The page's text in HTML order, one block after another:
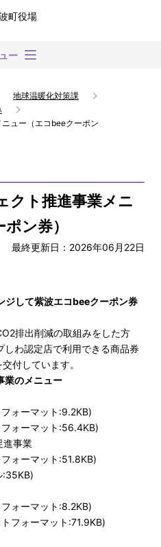
ー
地球温暖化対策課
ュー（エコbeeクーポン
クト推進事業メニ
ン券）
最終更新日：2026年06月22日
ジして紫波エコbeeクーポン券
排出削減の取組みをした方
わ認定店で利用できる商品券
付しています。
業のメニュー
ォーマット:9.2KB)
ォーマット:56.4KB)
進事業
ォーマット:51.8KB)
:35KB)
ォーマット:8.2KB)
フォーマット:71.9KB)